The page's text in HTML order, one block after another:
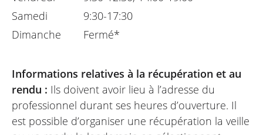
Samedi
Dimanche
9:30-17:30
Fermé*
Informations relatives à la récupération et au
rendu : Ils doivent avoir lieu à l’adresse du
professionnel durant ses heures d’ouverture. Il
est possible d’organiser une récupération la veille